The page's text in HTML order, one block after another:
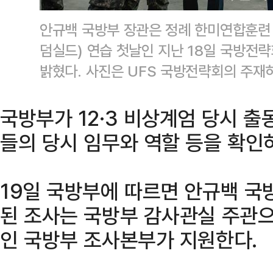
안규백 국방부 장관은 정례 한미연합훈
덤실드) 연습 첫날인 지난 18일 국방전
밝혔다. 사진은 UFS 국방전략회의 주
국방부가 12·3 비상계엄 당시 출
들의 당시 임무와 역할 등을 확인
19일 국방부에 따르면 안규백 국
된 조사는 국방부 감사관실 주관
인 국방부 조사본부가 지원한다.